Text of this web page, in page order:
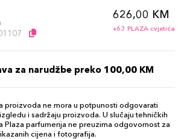
626,00 KM
+63 PLAZA cvjetića
za narudžbe preko 100,00 KM
proizvoda ne mora u potpunosti odgovarati
i sadržaju proizvoda. U slučaju tehničkih
Plaza parfumerija ne preuzima odgovornost za
cijena i fotografija.